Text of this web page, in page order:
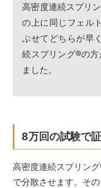
高密度連続スプリ
の上に同じフェル
ぶせてどちらが早
続スプリング®の方
ました。
8万回の試験で
高密度連続スプリング
で分散させます。そ